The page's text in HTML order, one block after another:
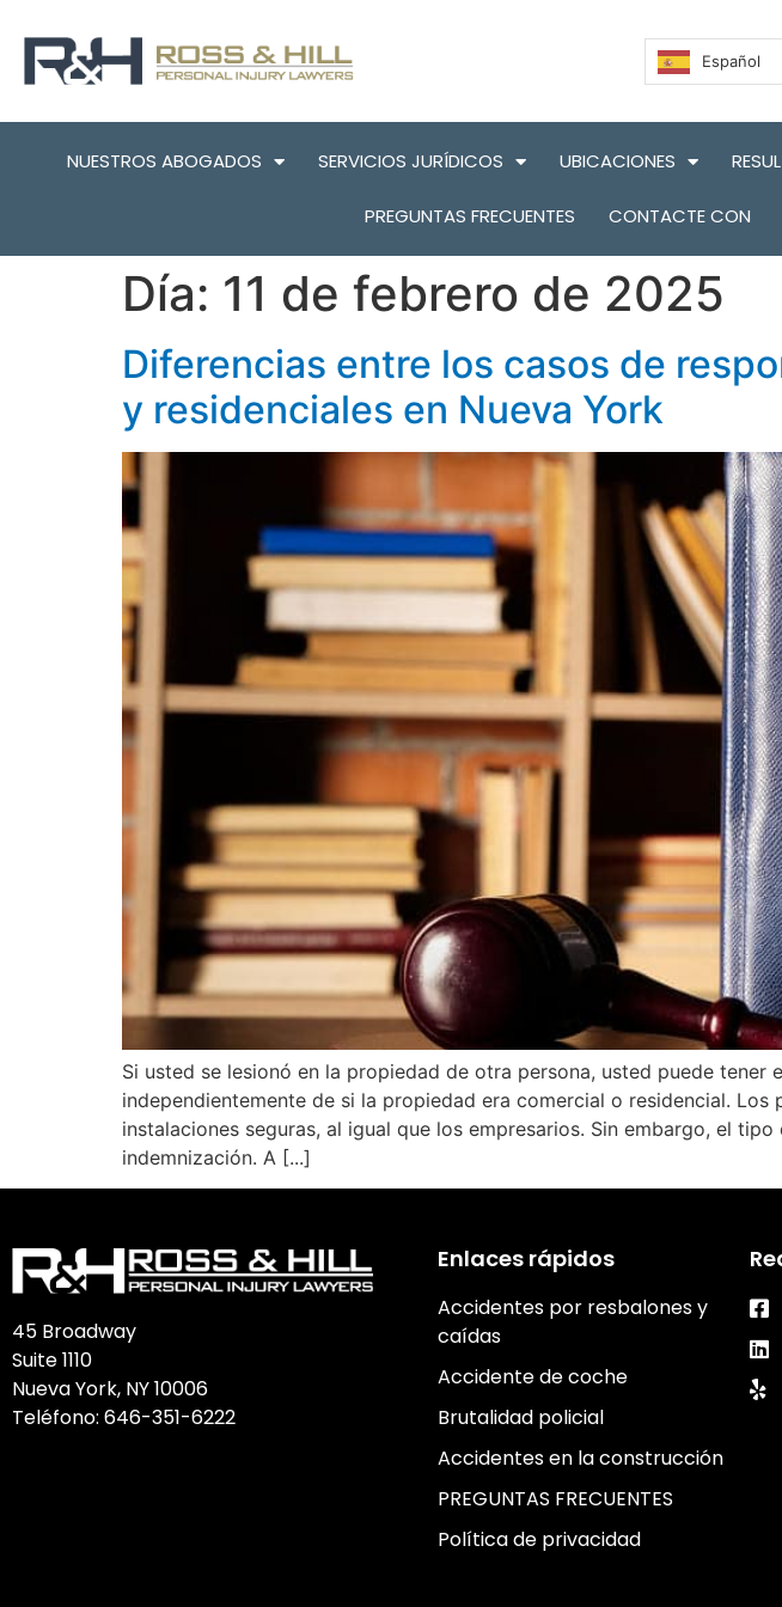
Español
NUESTROS ABOGADOS SERVICIOS JURÍDICOS UBICACIONES
PREGUNTAS FRECUENTES CONTACTE CON
Día: 11 de febrero de 2025
Diferencias entre los casos de
y residenciales en Nueva York
Si usted se lesionó en la propiedad de otra persona, usted puede
independientemente de si la propiedad era comercial o residencial.
instalaciones seguras, al igual que los empresarios. Sin embargo, el
indemnización. A [...]
45 Broadway
Suite 1110
Nueva York, NY 10006
Teléfono: 646-351-6222
Enlaces rápidos
Accidentes por resbalones y
caídas
Accidente de coche
Brutalidad policial
Accidentes en la construcción
PREGUNTAS FRECUENTES
Política de privacidad